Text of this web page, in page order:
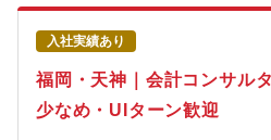
織など各専門家と連携しながら支援
を基盤に、経営全体を支援するコン
未経験領域へ挑戦しやすいチーム体
応募者が不安に感じやすい未経験領
あり、1～2年かけて業務領域を広
州No.1を目指す成長フェーズ九州エ
入社実績あり
福岡・天神｜会計コンサル
少なめ・UIターン歓迎